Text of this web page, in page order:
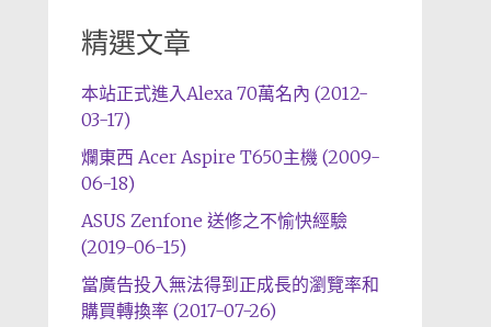
精選文章
本站正式進入Alexa 70萬名內 (2012-
03-17)
爛東西 Acer Aspire T650主機 (2009-
06-18)
ASUS Zenfone 送修之不愉快經驗
(2019-06-15)
當廣告投入無法得到正成長的瀏覽率和
購買轉換率 (2017-07-26)